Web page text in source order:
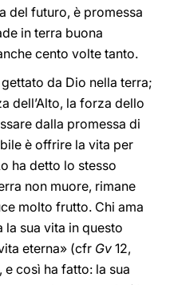
del futuro, è promessa
in terra buona
cento volte tanto.
da Dio nella terra;
dell’Alto, la forza dello
dalla promessa di
è offrire la vita per
ha detto lo stesso
non muore, rimane
molto frutto. Chi ama
la sua vita in questo
eterna» (cfr Gv 12,
così ha fatto: la sua